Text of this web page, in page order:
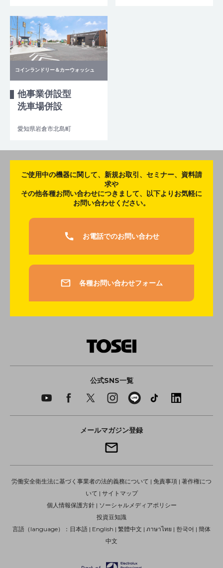
コインランドリー＆カーウォッシュ
他事業併設型
洗車場併設
愛知県岩倉市北島町
ご使用中の機器に関して、新規お取引、セミナー、資料請
求や
その他各種お問い合わせにつきまして、以下よりお気軽に
お問い合わせください。
お電話でのお問い合わせ
各種お問い合わせフォーム
公式SNS一覧
メールマガジン登録
労働安全衛生法に基づく事業者の法的義務について | 免責事項 | 著作権につ
いて | サイトマップ
個人情報保護方針| ソーシャルメディアポリシー
投資豆知識
言語（language）： 日本語 | English | 繁體中文 | ภาษาไทย | 한국어 | 簡体
中文